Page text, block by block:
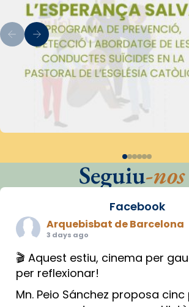
Seguiu-nos
Facebook
Arquebisbat de Barcelona
3 days ago
🎬 Aquest estiu, cinema per
per reflexionar!
Mn. Peio Sánchez proposa cinc